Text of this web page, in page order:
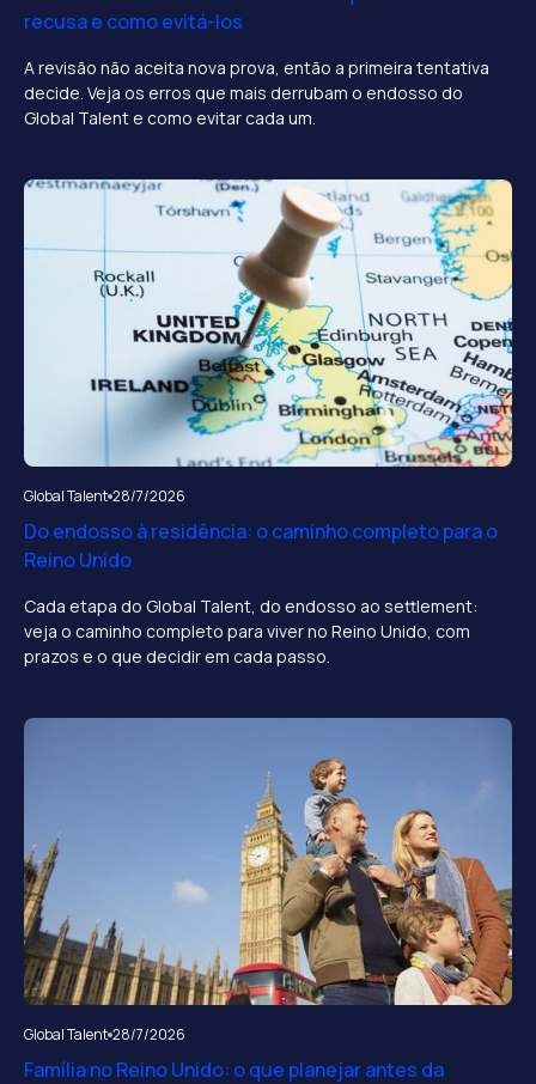
recusa e como evitá-los
A revisão não aceita nova prova, então a primeira tentativa
decide. Veja os erros que mais derrubam o endosso do
Global Talent e como evitar cada um.
Global Talent 28/7/2026
Do endosso à residência: o caminho completo para o
Reino Unido
Cada etapa do Global Talent, do endosso ao settlement:
veja o caminho completo para viver no Reino Unido, com
prazos e o que decidir em cada passo.
Global Talent 28/7/2026
Família no Reino Unido: o que planejar antes da